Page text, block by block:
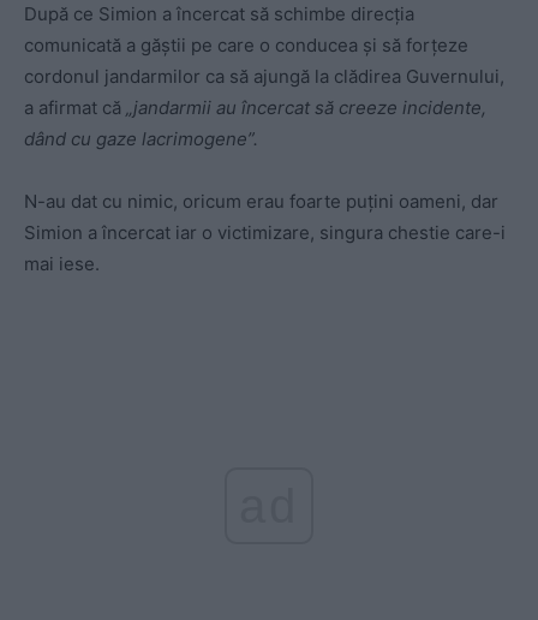
După ce Simion a încercat să schimbe direcția
comunicată a găștii pe care o conducea și să forțeze
cordonul jandarmilor ca să ajungă la clădirea Guvernului,
a afirmat că
„jandarmii au încercat să creeze incidente,
dând cu gaze lacrimogene”.
N-au dat cu nimic, oricum erau foarte puțini oameni, dar
Simion a încercat iar o victimizare, singura chestie care-i
mai iese.